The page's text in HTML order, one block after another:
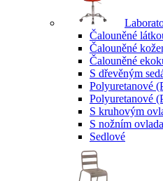
Čalouněné
Čalouněné
Čalouněné
S dřevěným
Polyuretanové
Polyuretanové
S kruhovým
S nožním
Sedlové